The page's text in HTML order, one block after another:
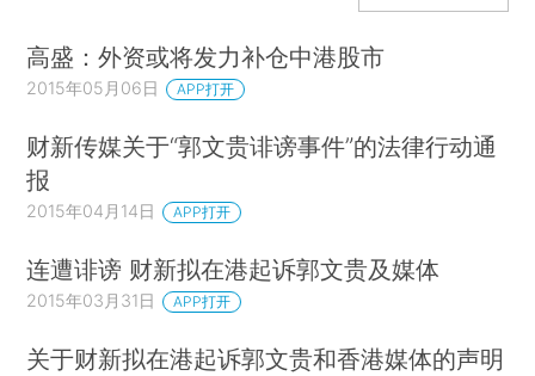
高盛：外资或将发力补仓中港股市
2015年05月06日 APP打开
财新传媒关于“郭文贵诽谤事件”的法律行动通
报
2015年04月14日 APP打开
连遭诽谤 财新拟在港起诉郭文贵及媒体
2015年03月31日 APP打开
关于财新拟在港起诉郭文贵和香港媒体的声明